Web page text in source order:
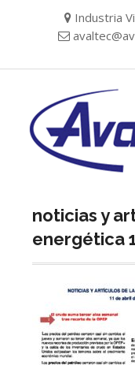
Industria
noticias y
energética